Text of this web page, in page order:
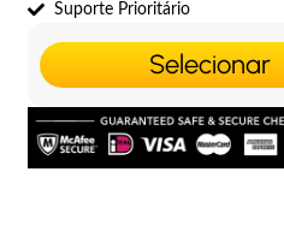
Suporte Prioritário
Selecionar